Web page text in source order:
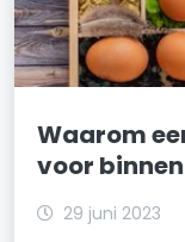
Waarom
voor
29 juni 2023